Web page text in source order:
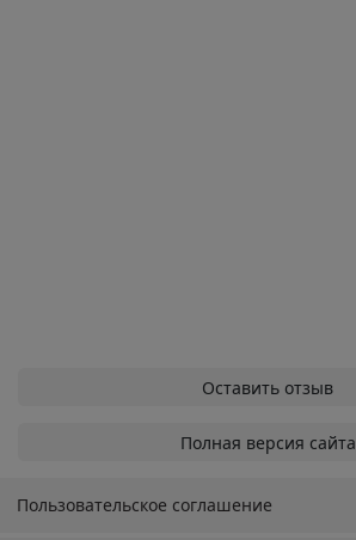
Оставить отзыв
Полная версия сайта
Пользовательское соглашение